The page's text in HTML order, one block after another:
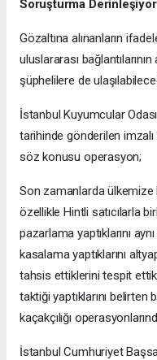
Soruşturma Derinleşiyor
Gözaltına alınanların
uluslararası bağlantılarının
şüphelilere de
İstanbul Kuyumcular
tarihinde gönderilen
söz konusu operasyon;
Son zamanlarda ülkemize
özellikle Hintli satıcılarla
pazarlama yaptıklarını
kasalama yaptıklarını
tahsis ettiklerini tespit ettik
taktiği yaptıklarını belirten
kaçakçılığı
İstanbul Cumhuriyet